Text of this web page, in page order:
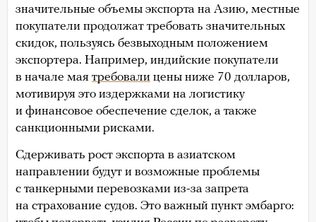
значительные объемы экспорта на Азию, местные
покупатели продолжат требовать значительных
скидок, пользуясь безвыходным положением
экспортера. Например, индийские покупатели
в начале мая требовали цены ниже 70 долларов,
мотивируя это издержками на логистику
и финансовое обеспечение сделок, а также
санкционными рисками.
Сдерживать рост экспорта в азиатском
направлении будут и возможные проблемы
с танкерными перевозками из-за запрета
на страхование судов. Это важный пункт эмбарго: